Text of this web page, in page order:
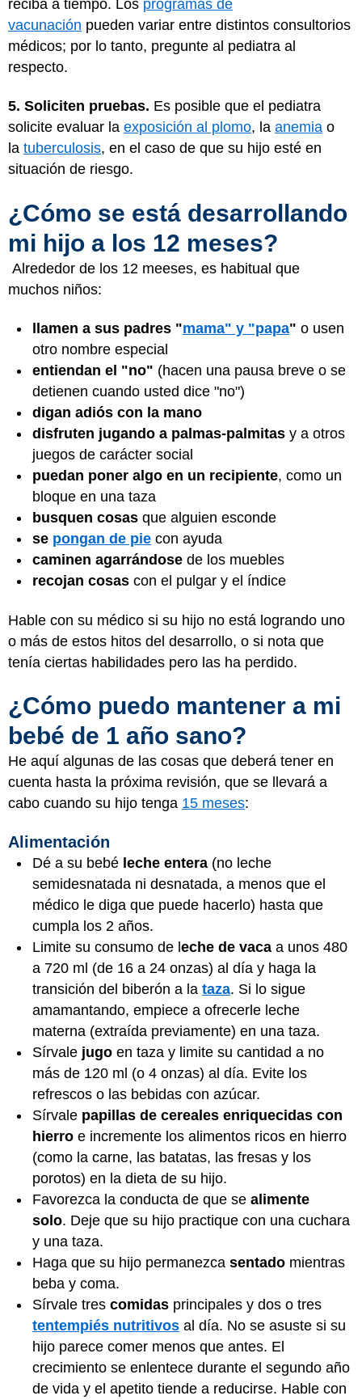
reciba a tiempo. Los programas de
vacunación pueden variar entre distintos consultorios
médicos; por lo tanto, pregunte al pediatra al
respecto.
5. Soliciten pruebas. Es posible que el pediatra
solicite evaluar la exposición al plomo, la anemia o
la tuberculosis, en el caso de que su hijo esté en
situación de riesgo.
¿Cómo se está desarrollando
mi hijo a los 12 meses?
Alrededor de los 12 meeses, es habitual que
muchos niños:
llamen a sus padres "mama" y "papa" o usen
otro nombre especial
entiendan el "no" (hacen una pausa breve o se
detienen cuando usted dice "no")
digan adiós con la mano
disfruten jugando a palmas-palmitas y a otros
juegos de carácter social
puedan poner algo en un recipiente, como un
bloque en una taza
busquen cosas que alguien esconde
se pongan de pie con ayuda
caminen agarrándose de los muebles
recojan cosas con el pulgar y el índice
Hable con su médico si su hijo no está logrando uno
o más de estos hitos del desarrollo, o si nota que
tenía ciertas habilidades pero las ha perdido.
¿Cómo puedo mantener a mi
bebé de 1 año sano?
He aquí algunas de las cosas que deberá tener en
cuenta hasta la próxima revisión, que se llevará a
cabo cuando su hijo tenga 15 meses:
Alimentación
Dé a su bebé leche entera (no leche
semidesnatada ni desnatada, a menos que el
médico le diga que puede hacerlo) hasta que
cumpla los 2 años.
Limite su consumo de leche de vaca a unos 480
a 720 ml (de 16 a 24 onzas) al día y haga la
transición del biberón a la taza. Si lo sigue
amamantando, empiece a ofrecerle leche
materna (extraída previamente) en una taza.
Sírvale jugo en taza y limite su cantidad a no
más de 120 ml (o 4 onzas) al día. Evite los
refrescos o las bebidas con azúcar.
Sírvale papillas de cereales enriquecidas con
hierro e incremente los alimentos ricos en hierro
(como la carne, las batatas, las fresas y los
porotos) en la dieta de su hijo.
Favorezca la conducta de que se alimente
solo. Deje que su hijo practique con una cuchara
y una taza.
Haga que su hijo permanezca sentado mientras
beba y coma.
Sírvale tres comidas principales y dos o tres
tentempiés nutritivos al día. No se asuste si su
hijo parece comer menos que antes. El
crecimiento se enlentece durante el segundo año
de vida y el apetito tiende a reducirse. Hable con